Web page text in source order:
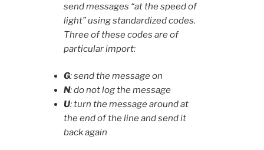
send messages “at the speed of
light” using standardized codes.
Three of these codes are of
particular import:
G: send the message on
N: do not log the message
U: turn the message around at
the end of the line and send it
back again